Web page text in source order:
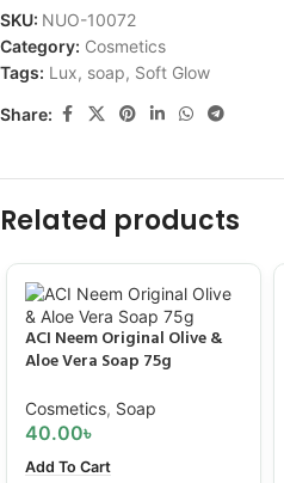
SKU: NUO-10072
Category: Cosmetics
Tags: Lux, soap, Soft Glow
Share:
Related products
ACI Neem Original Olive &
Aloe Vera Soap 75g
Cosmetics, Soap
40.00৳
Add To Cart